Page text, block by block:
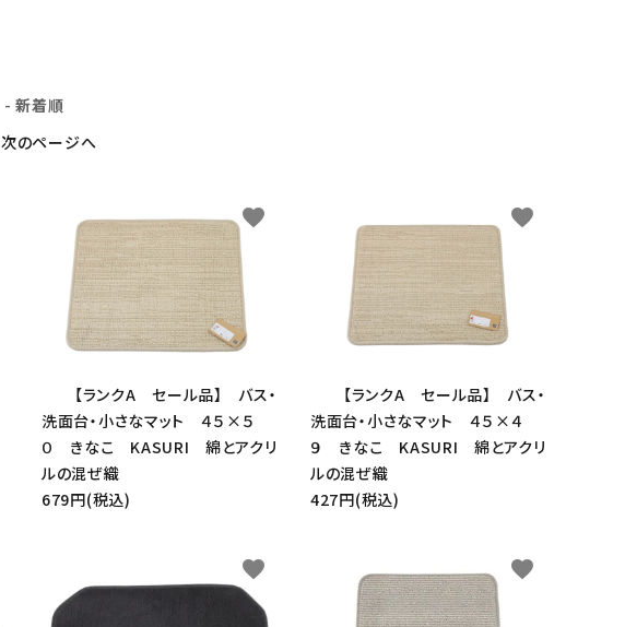
-新着順
次のページへ
【ランクA セール品】 バス・
洗面台・小さなマット ４５×５
０ きなこ KASURI 綿とアクリ
ルの混ぜ織
679円(税込)
favorite
【ランクA セール品】 バス・
洗面台・小さなマット ４５×４
９ きなこ KASURI 綿とアクリ
ルの混ぜ織
427円(税込)
favorite
favorite favorite
close